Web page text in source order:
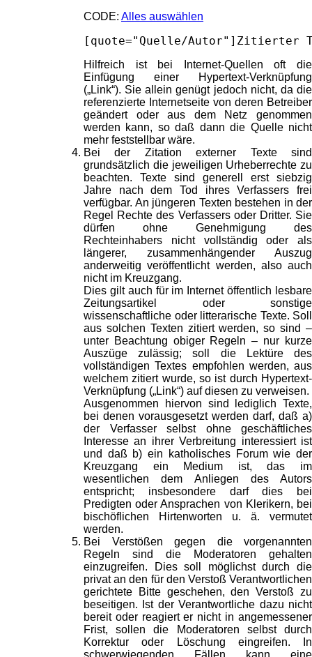
CODE: Alles auswählen
[quote="Quelle/Autor"]Zitierter
Hilfreich ist bei Internet-Quellen oft die
Einfügung einer Hypertext-Verknüpfung
(„Link“). Sie allein genügt jedoch nicht, da die
referenzierte Internetseite von deren Betreiber
geändert oder aus dem Netz genommen
werden kann, so daß dann die Quelle nicht
mehr feststellbar wäre.
Bei der Zitation externer Texte sind
grundsätzlich die jeweiligen Urheberrechte zu
beachten. Texte sind generell erst siebzig
Jahre nach dem Tod ihres Verfassers frei
verfügbar. An jüngeren Texten bestehen in der
Regel Rechte des Verfassers oder Dritter. Sie
dürfen ohne Genehmigung des
Rechteinhabers nicht vollständig oder als
längerer, zusammenhängender Auszug
anderweitig veröffentlicht werden, also auch
nicht im Kreuzgang.
Dies gilt auch für im Internet öffentlich lesbare
Zeitungsartikel oder sonstige
wissenschaftliche oder litterarische Texte. Soll
aus solchen Texten zitiert werden, so sind –
unter Beachtung obiger Regeln – nur kurze
Auszüge zulässig; soll die Lektüre des
vollständigen Textes empfohlen werden, aus
welchem zitiert wurde, so ist durch Hypertext-
Verknüpfung („Link“) auf diesen zu verweisen.
Ausgenommen hiervon sind lediglich Texte,
bei denen vorausgesetzt werden darf, daß a)
der Verfasser selbst ohne geschäftliches
Interesse an ihrer Verbreitung interessiert ist
und daß b) ein katholisches Forum wie der
Kreuzgang ein Medium ist, das im
wesentlichen dem Anliegen des Autors
entspricht; insbesondere darf dies bei
Predigten oder Ansprachen von Klerikern, bei
bischöflichen Hirtenworten u. ä. vermutet
werden.
Bei Verstößen gegen die vorgenannten
Regeln sind die Moderatoren gehalten
einzugreifen. Dies soll möglichst durch die
privat an den für den Verstoß Verantwortlichen
gerichtete Bitte geschehen, den Verstoß zu
beseitigen. Ist der Verantwortliche dazu nicht
bereit oder reagiert er nicht in angemessener
Frist, sollen die Moderatoren selbst durch
Korrektur oder Löschung eingreifen. In